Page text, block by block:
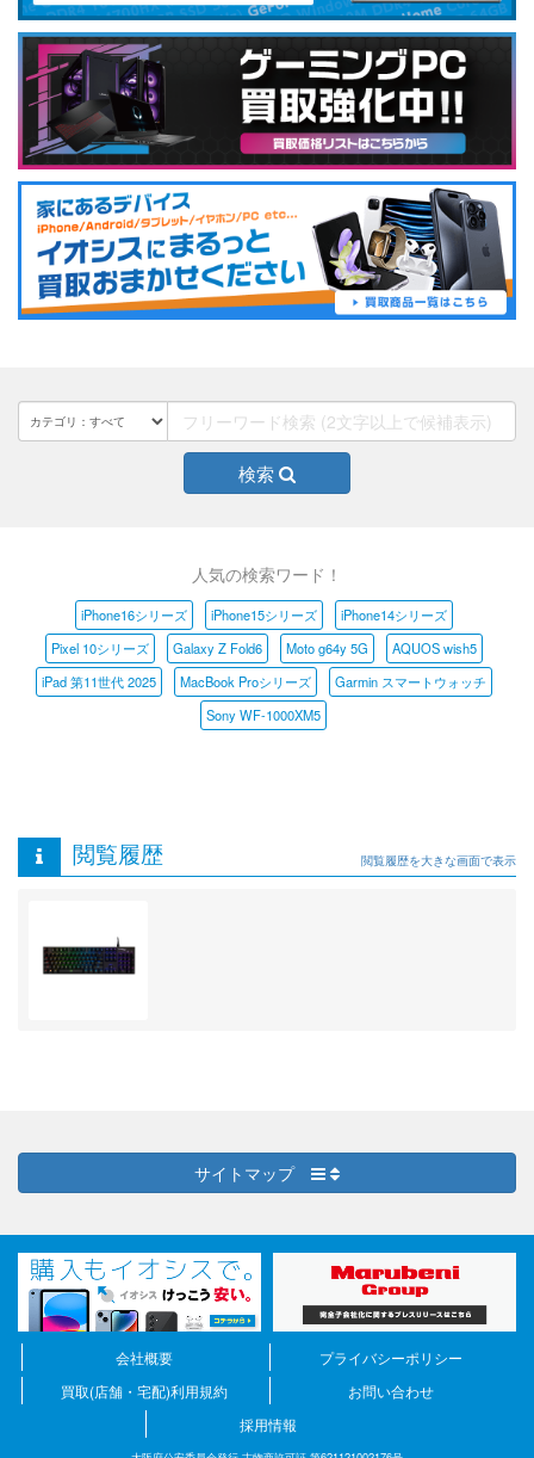
検索
人気の検索ワード！
iPhone16シリーズ iPhone15シリーズ
iPhone14シリーズ
Pixel 10シリーズ
Galaxy Z Fold6 Moto g64y 5G
AQUOS wish5
iPad 第11世代 2025
MacBook Proシリーズ
Garmin スマートウォッチ
Sony WF-1000XM5
閲覧履歴 閲覧履歴を大きな画面で表示
サイトマップ
会社概要
プライバシーポリシー
買取(店舗・宅配)利用規約
お問い合わせ
採用情報